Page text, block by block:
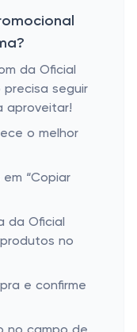
da Oficial
precisa seguir
aproveitar!
o melhor
“Copiar
da Oficial
no
e confirme